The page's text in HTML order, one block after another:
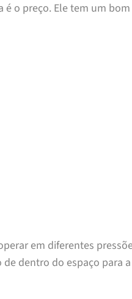
o preço. Ele tem um
em diferentes
dentro do espaço para